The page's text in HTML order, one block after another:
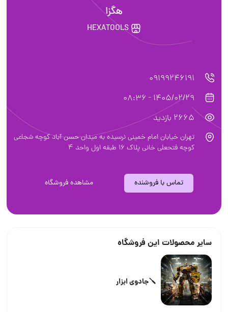
هگزا
HEXATOOLS
09199246191
1405/02/29 - 08:36
2665 بازدید
تهران خیابان امام خمینی نرسیده به میدان حسن آباد کوچه شجاعی
کوچه فتحعلی خانی پلاک ۱۶ طبقه اول واحد ۴
تماس با فروشنده مشاهده فروشگاه
سایر محصولات این فروشگاه
🪛جادوی ابزار